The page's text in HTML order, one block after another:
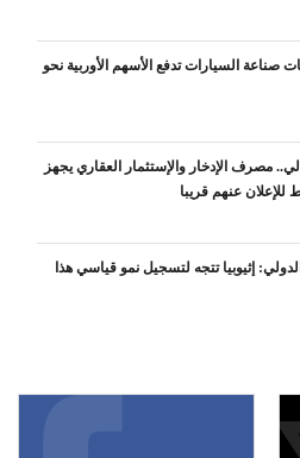
السيارات تدفع الأسهم الأوربية نحو
مصرف الإدخار والإستثمار العقاري يجهز
إثيوبيا تتجه لتسجيل نمو قياسي هذا